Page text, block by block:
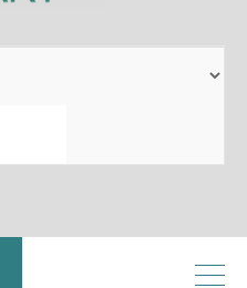
SEARCH